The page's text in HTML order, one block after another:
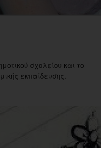
σχολείου και το
εκπαίδευσης.